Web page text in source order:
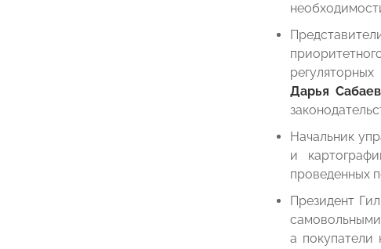
Дарья
Начальник
и
проведенных
Президент
а покупатели